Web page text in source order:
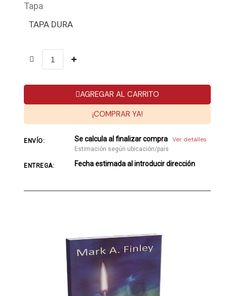
Tapa
TAPA DURA
AGREGAR AL CARRITO
¡COMPRAR YA!
ENVÍO: Se calcula al finalizar compra Ver detalles
Estimación según ubicación/país
ENTREGA: Fecha estimada al introducir dirección